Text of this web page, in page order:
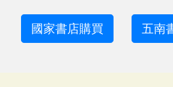
國家書店購買 五南